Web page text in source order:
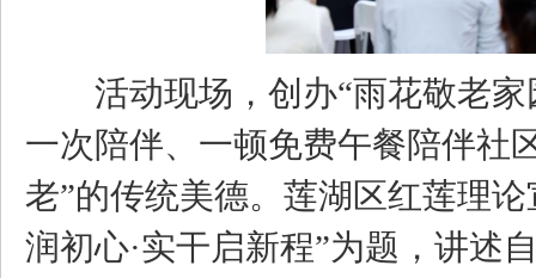
活动现场，创办“雨花敬老
一次陪伴、一顿免费午餐陪伴社
老”的传统美德。莲湖区红莲理
润初心·实干启新程”为题，讲述